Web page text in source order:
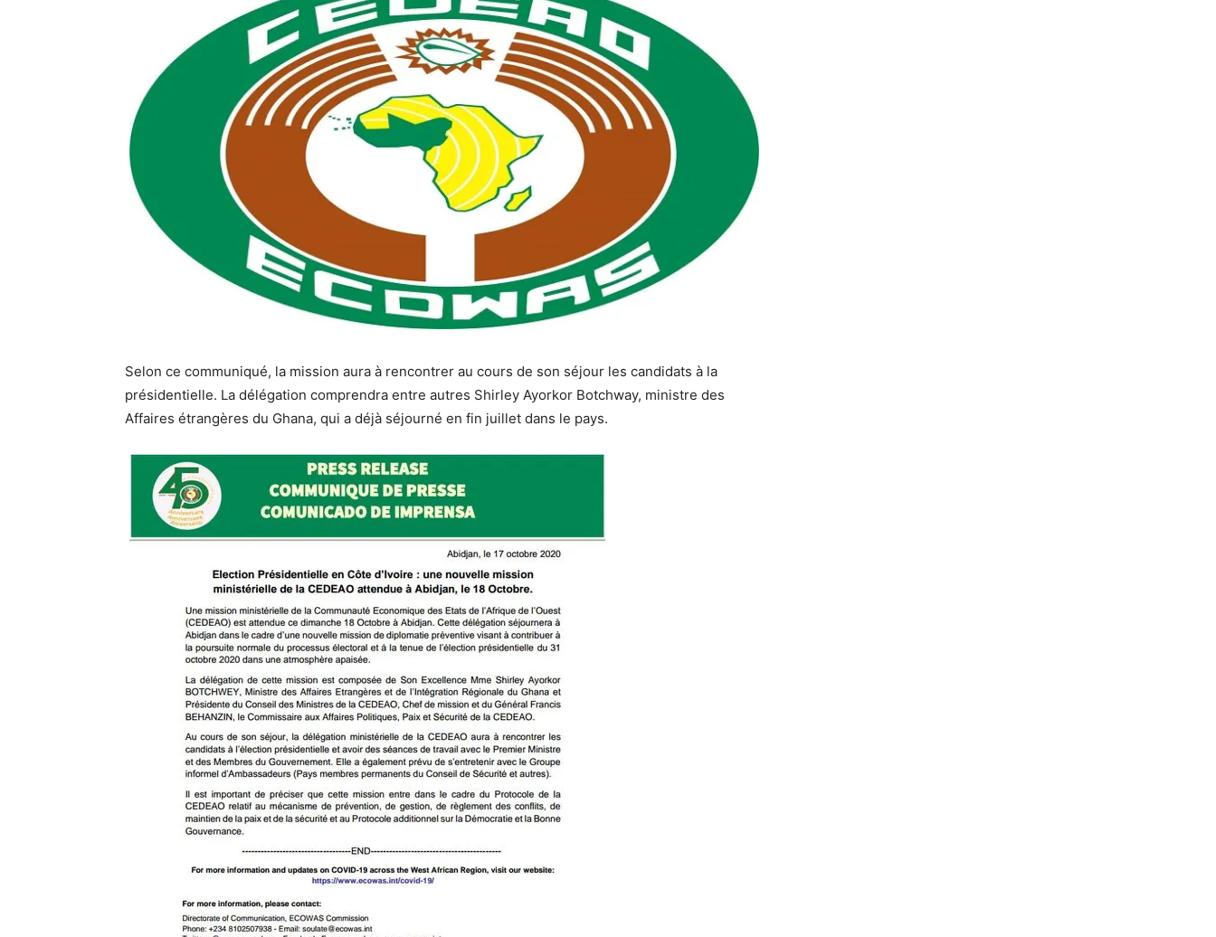
Selon ce communiqué, la mission aura à rencontrer au cours de son séjour les candidats à la
présidentielle. La délégation comprendra entre autres Shirley Ayorkor Botchway, ministre des
Affaires étrangères du Ghana, qui a déjà séjourné en fin juillet dans le pays.